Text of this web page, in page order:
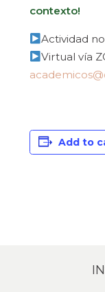
contexto!
Actividad
Virtual vía
Add to